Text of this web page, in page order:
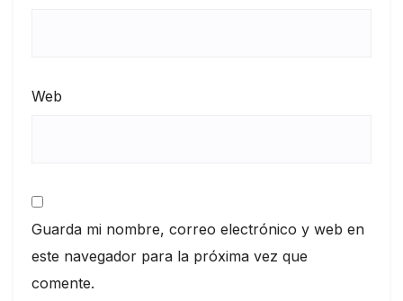
Web
Guarda mi nombre, correo electrónico y web en
este navegador para la próxima vez que
comente.